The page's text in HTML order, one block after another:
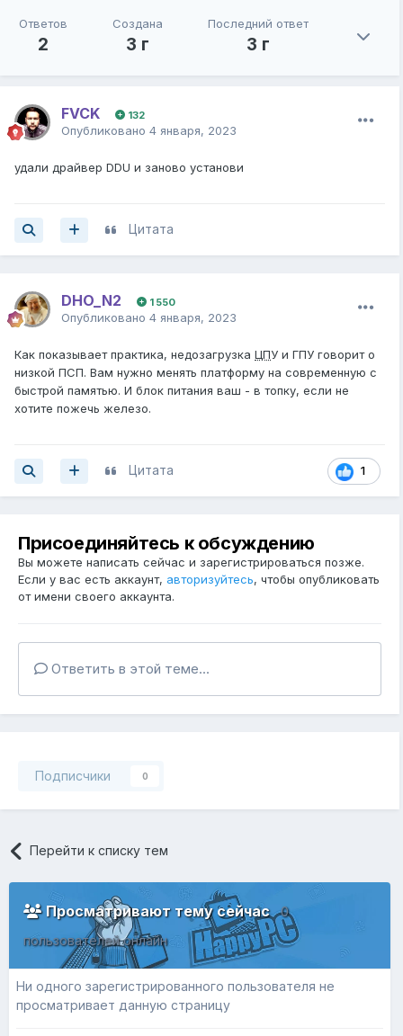
Ответов
2
Создана
3 г
Последний ответ
3 г
FVCK 132
Опубликовано 4 января, 2023
удали драйвер DDU и заново установи
Цитата
DHO_N2 1 550
Опубликовано 4 января, 2023
Как показывает практика, недозагрузка ЦПУ и ГПУ говорит о
низкой ПСП. Вам нужно менять платформу на современную с
быстрой памятью. И блок питания ваш - в топку, если не
хотите пожечь железо.
1
Цитата
Присоединяйтесь к обсуждению
Вы можете написать сейчас и зарегистрироваться позже.
Если у вас есть аккаунт, авторизуйтесь, чтобы опубликовать
от имени своего аккаунта.
Ответить в этой теме...
Подписчики 0
Перейти к списку тем
Просматривают тему сейчас0
пользователей онлайн
Ни одного зарегистрированного пользователя не
просматривает данную страницу